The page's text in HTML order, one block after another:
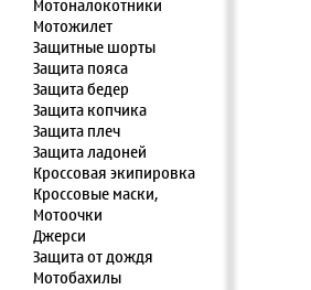
Мотоналокотники
Мотожилет
Защитные шорты
Защита пояса
Защита бедер
Защита копчика
Защита плеч
Защита ладоней
Кроссовая экипировка
Кроссовые маски,
Мотоочки
Джерси
Защита от дождя
Мотобахилы